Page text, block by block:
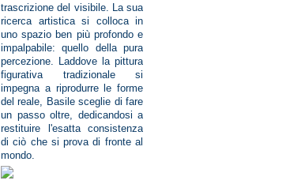
trascrizione del visibile. La sua
ricerca artistica si colloca in
uno spazio ben più profondo e
impalpabile: quello della pura
percezione. Laddove la pittura
figurativa tradizionale si
impegna a riprodurre le forme
del reale, Basile sceglie di fare
un passo oltre, dedicandosi a
restituire l'esatta consistenza
di ciò che si prova di fronte al
mondo.